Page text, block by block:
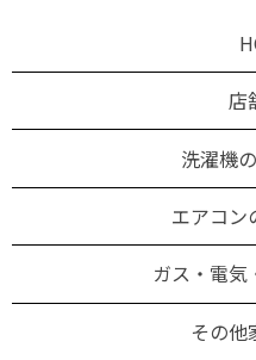
店
洗濯機
エアコン
ガス・電気
その他